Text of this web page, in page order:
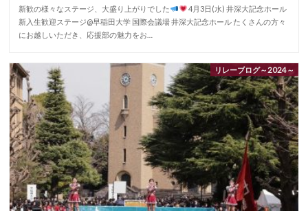
新歓の様々なステージ、大盛り上がりでした
4月3日(水) 井深大記念ホール
新入生歓迎ステージ@早稲田大学 国際会議場 井深大記念ホール たくさんの方々
にお越しいただき、応援部の魅力をお…
リレーブログ～2024～